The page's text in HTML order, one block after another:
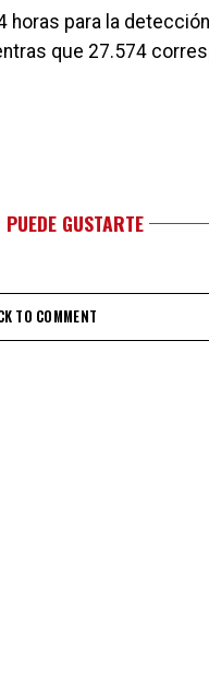
para la
que 27.574
GUSTARTE
TO COMMENT